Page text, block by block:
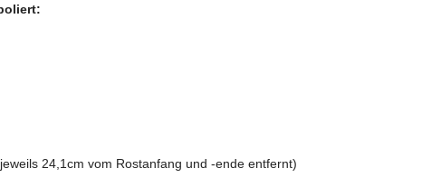
24,1cm vom Rostanfang und -ende entfernt)